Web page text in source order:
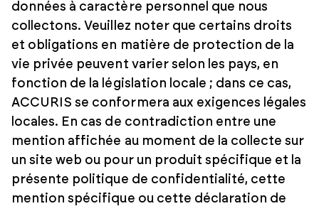
données à caractère personnel que nous
collectons. Veuillez noter que certains droits
et obligations en matière de protection de la
vie privée peuvent varier selon les pays, en
fonction de la législation locale ; dans ce cas,
ACCURIS se conformera aux exigences légales
locales. En cas de contradiction entre une
mention affichée au moment de la collecte sur
un site web ou pour un produit spécifique et la
présente politique de confidentialité, cette
mention spécifique ou cette déclaration de